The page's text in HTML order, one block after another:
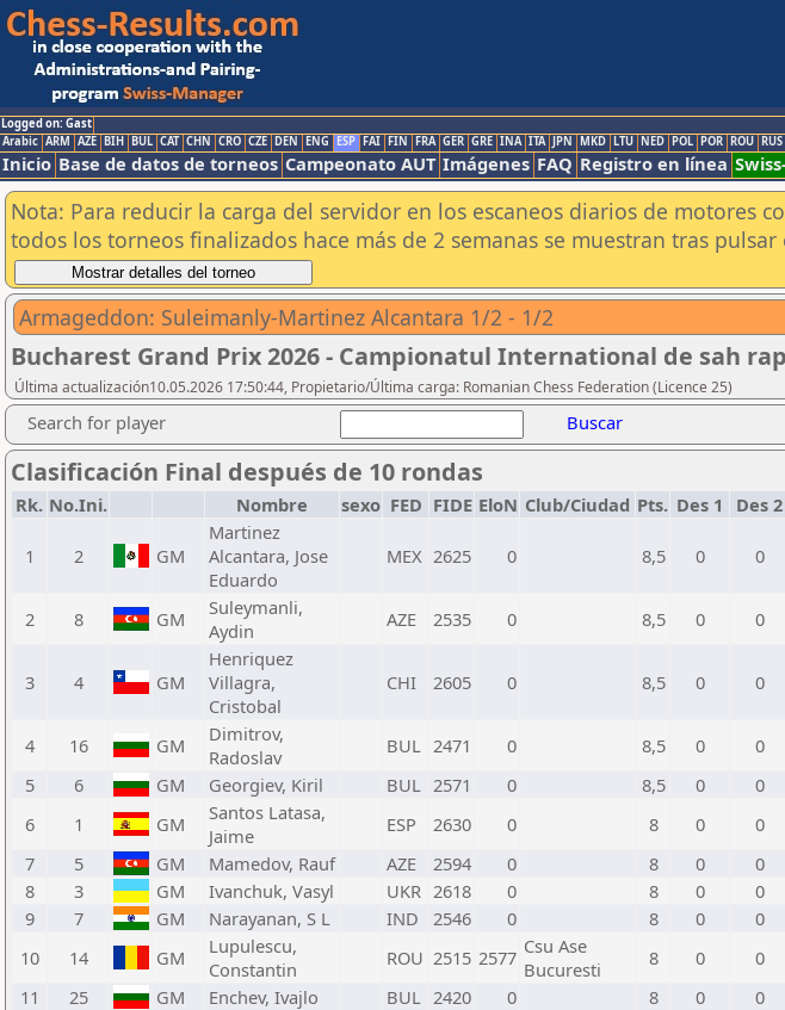
Logged on: Gast
Arabic ARM AZE BIH BUL CAT CHN CRO CZE DEN ENG ESP FAI FIN FRA GER GRE INA ITA JPN MKD LTU NED POL POR ROU RUS
Inicio Base de datos de torneos Campeonato AUT Imágenes FAQ Registro en línea
Nota: Para reducir la carga del servidor en los escaneos diarios de motores
todos los torneos finalizados hace más de 2 semanas se muestran tras
Armageddon: Suleimanly-Martinez Alcantara 1/2 - 1/2
Bucharest Grand Prix 2026 - Campionatul International de sah
Última actualización10.05.2026 17:50:44, Propietario/Última carga: Romanian Chess Federation (Licence 25)
Search for player Buscar
Clasificación Final después de 10 rondas
Rk. No.Ini. Nombre sexo FED FIDE EloN Club/Ciudad Pts. Des 1 Des 2
1 2 GM
Martinez
Alcantara, Jose
Eduardo
MEX 2625 0 8,5 0 0
2 8 GM
Suleymanli,
Aydin
AZE 2535 0 8,5 0 0
3 4 GM
Henriquez
Villagra,
Cristobal
CHI 2605 0 8,5 0 0
4 16 GM
Dimitrov,
Radoslav
BUL 2471 0 8,5 0 0
5
6 GM Georgiev, Kiril BUL 2571 0 8,5 0 0
6
1 GM
Santos Latasa,
Jaime
ESP 2630 0 8 0 0
7
5 GM Mamedov, Rauf AZE 2594 0 8 0 0
8
3 GM Ivanchuk, Vasyl UKR 2618 0 8 0 0
9
7 GM Narayanan, S L IND 2546 0 8 0 0
10
14 GM
Lupulescu,
Constantin
ROU 2515 2577 Csu Ase
Bucuresti
8 0 0
11
25 GM Enchev, Ivajlo BUL 2420 0 8 0 0